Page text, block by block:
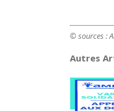
© sources :
Autres